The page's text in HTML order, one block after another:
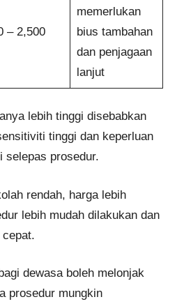
– 2,500
memerlukan
bius tambahan
dan penjagaan
lanjut
lebih tinggi disebabkan
tinggi dan keperluan
selepas prosedur.
rendah, harga lebih
lebih mudah dilakukan dan
dewasa boleh melonjak
prosedur mungkin